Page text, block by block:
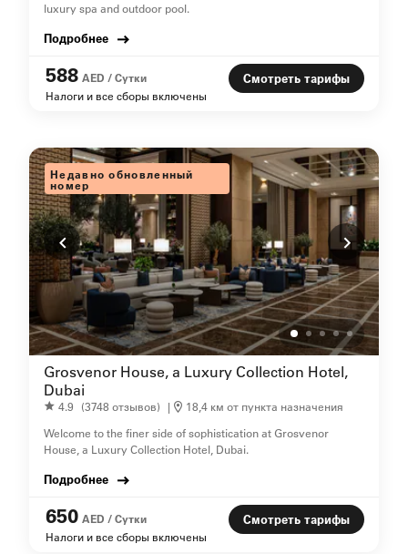
luxury spa and outdoor pool.
Подробнее
588 AED / Сутки
Налоги и все сборы включены
Смотреть тарифы
Недавно обновленный
номер
Grosvenor House, a Luxury Collection Hotel,
Dubai
4.9 (3748 отзывов) |
18,4 км от пункта назначения
Welcome to the finer side of sophistication at Grosvenor
House, a Luxury Collection Hotel, Dubai.
Подробнее
650 AED / Сутки
Налоги и все сборы включены
Смотреть тарифы